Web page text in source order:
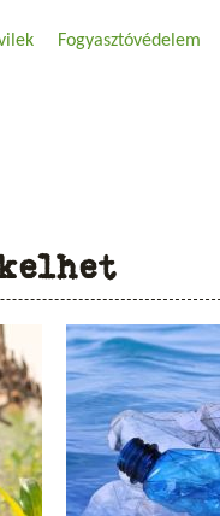
Fogyasztóvédelem